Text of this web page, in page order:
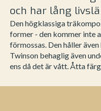
och har lång
Den högklassiga
former - den kommer inte
förmossas. Den håller
Twinson behaglig även
ens då det är vått. Åtta